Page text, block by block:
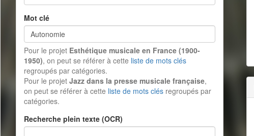
Mot clé
Pour le projet Esthétique musicale en France (1900-
1950), on peut se référer à cette liste de mots clés
regroupés par catégories.
Pour le projet Jazz dans la presse musicale française,
on peut se référer à cette liste de mots clés regroupés par
catégories.
Recherche plein texte (OCR)